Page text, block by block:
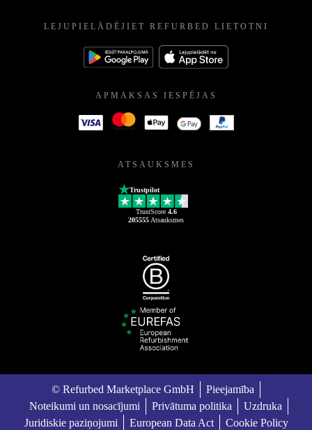
LEJUPIELĀDĒJIET REFURBED LIETOTNI
APMAKSAS IESPĒJAS
ATSAUKSMES
Trustpilot
TrustScore 4.6
205555 Atsauksmes
© Refurbed Marketplace GmbH
Pieejamība
Noteikumi un nosacījumi
Privātuma politika
Uzdruka
Juridiskie paziņojumi
European Data Act Cookie Policy